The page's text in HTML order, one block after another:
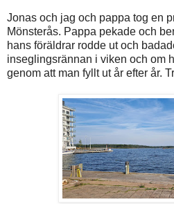
Jonas och jag och pappa tog en
Mönsterås. Pappa pekade och
hans föräldrar rodde ut och
inseglingsrännan i viken och om
genom att man fyllt ut år efter år.